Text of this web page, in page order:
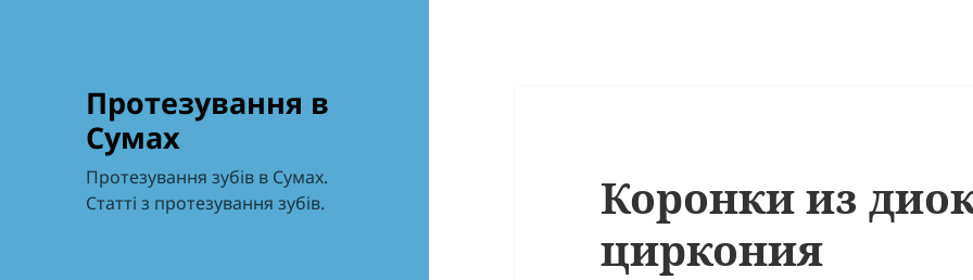
Протезування в
Сумах
Протезування зубів в Сумах.
Статті з протезування зубів.
Коронки из
циркония